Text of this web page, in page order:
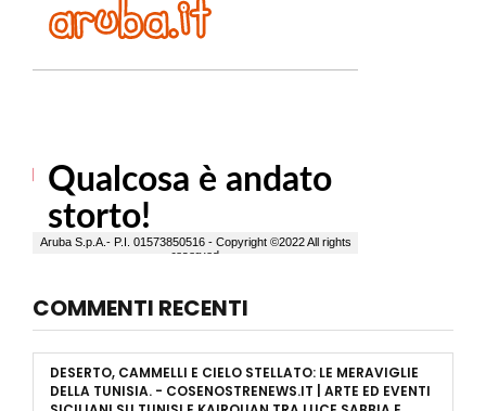
COMMENTI RECENTI
DESERTO, CAMMELLI E CIELO STELLATO: LE MERAVIGLIE
DELLA TUNISIA. - COSENOSTRENEWS.IT | ARTE ED EVENTI